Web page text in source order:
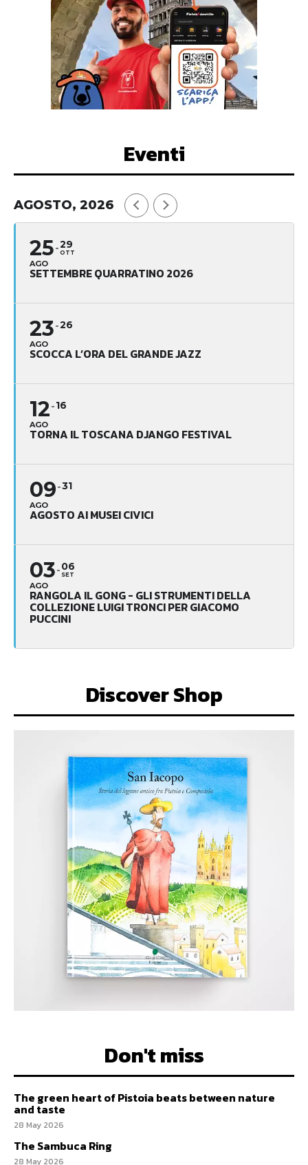
Eventi
AGOSTO, 2026
25
AGO
29
OTT
SETTEMBRE QUARRATINO 2026
23
AGO
26
SCOCCA L’ORA DEL GRANDE JAZZ
12
AGO
16
TORNA IL TOSCANA DJANGO FESTIVAL
09
AGO
31
AGOSTO AI MUSEI CIVICI
03
AGO
06
SET
RANGOLA IL GONG - GLI STRUMENTI DELLA
COLLEZIONE LUIGI TRONCI PER GIACOMO
PUCCINI
Discover Shop
Don't miss
The green heart of Pistoia beats between nature
and taste
28 May 2026
The Sambuca Ring
28 May 2026